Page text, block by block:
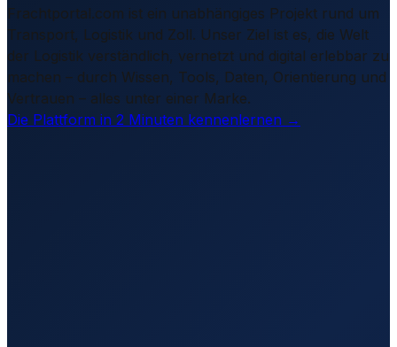
Frachtportal.com ist ein unabhängiges Projekt rund um
Transport, Logistik und Zoll. Unser Ziel ist es, die Welt
der Logistik verständlich, vernetzt und digital erlebbar zu
machen – durch Wissen, Tools, Daten, Orientierung und
Vertrauen – alles unter einer Marke.
Die Plattform in 2 Minuten kennenlernen →